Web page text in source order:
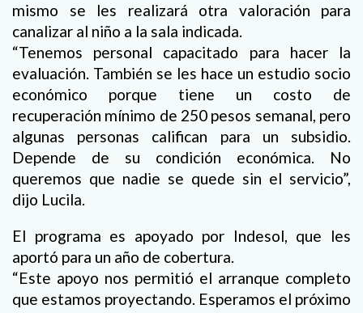
mismo se les realizará otra valoración para
canalizar al niño a la sala indicada.
“Tenemos personal capacitado para hacer la
evaluación. También se les hace un estudio socio
económico porque tiene un costo de
recuperación mínimo de 250 pesos semanal, pero
algunas personas califican para un subsidio.
Depende de su condición económica. No
queremos que nadie se quede sin el servicio”,
dijo Lucila.
El programa es apoyado por Indesol, que les
aportó para un año de cobertura.
“Este apoyo nos permitió el arranque completo
que estamos proyectando. Esperamos el próximo